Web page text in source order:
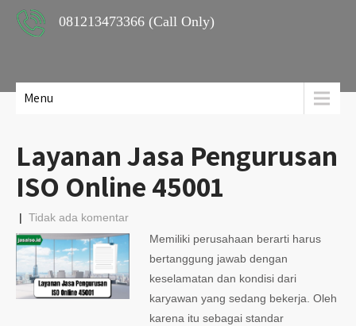
081213473366 (Call Only)
Menu
Layanan Jasa Pengurusan
ISO Online 45001
| Tidak ada komentar
Memiliki perusahaan berarti harus
bertanggung jawab dengan
keselamatan dan kondisi dari
karyawan yang sedang bekerja. Oleh
karena itu sebagai standar